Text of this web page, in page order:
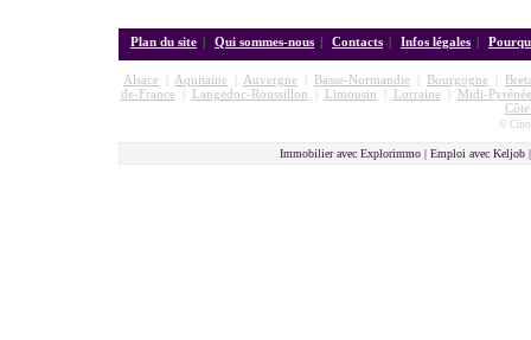
Plan du site | Qui sommes-nous | Contacts | Infos légales |
Alsace Aquitaine Auvergne Basse-Normandie Bourgogne
de-France| Langedoc-Roussillon Limousin Lorraine|
Midi-
©
Immobilier avec Explorimmo | Emploi avec Keljob